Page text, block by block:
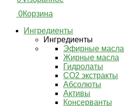
0Корзина
Ингредиенты
Ингредиенты
Эфирные масла
Жирные масла
Гидролаты
СО2 экстракты
Абсолюты
Активы
Консерванты